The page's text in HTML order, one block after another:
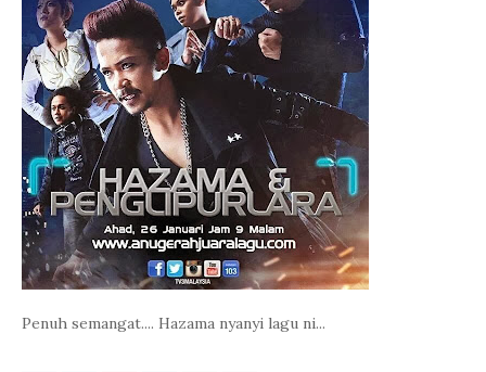
Penuh semangat.... Hazama nyanyi lagu ni...